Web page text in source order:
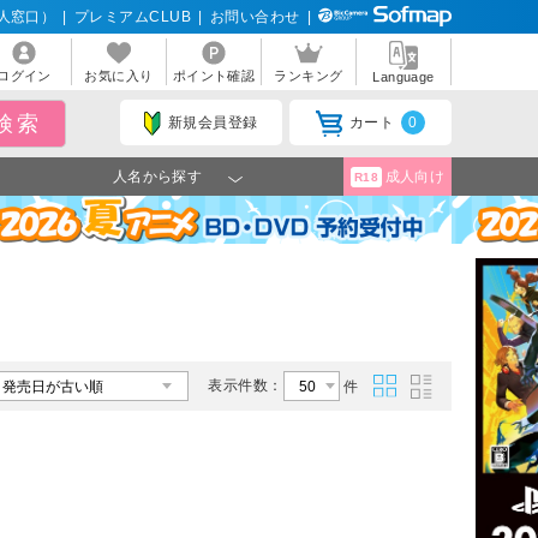
窓口） プレミアムCLUB お問い合わせ
グイン お気に入り ポイント確認 ランキング Language
新規会員登録 カート 0
人名から探す R18 成人向け
表示件数： 件